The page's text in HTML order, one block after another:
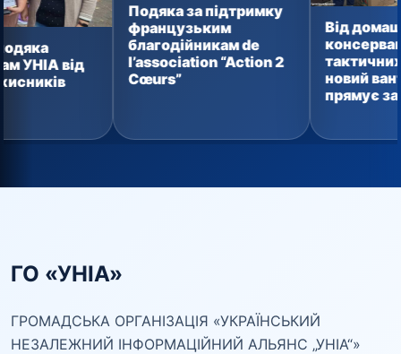
Подяка за підтримку
французьким
благодійникам de
l’association “Action 2
Cœurs”
Від домашньої
консервації до
тактичних аптечок:
новий вантаж уже
прямує захисникам
ГО «УНІА»
ГРОМАДСЬКА ОРГАНІЗАЦІЯ «УКРАЇНСЬКИЙ
НЕЗАЛЕЖНИЙ ІНФОРМАЦІЙНИЙ АЛЬЯНС „УНІА“»